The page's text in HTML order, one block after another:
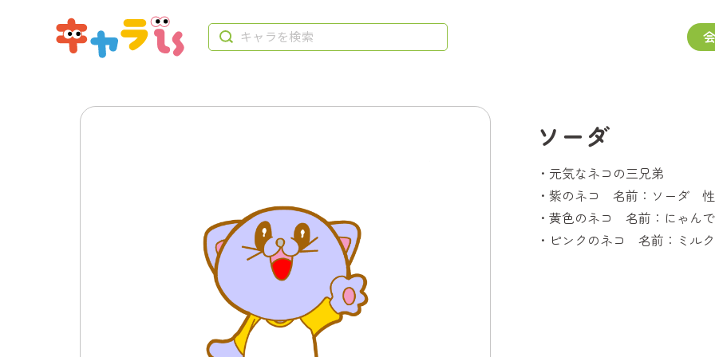
ソーダ
・元気なネコの三兄弟
・紫のネコ 名前：ソーダ
・黄色のネコ 名前：にゃん
・ピンクのネコ 名前：ミ